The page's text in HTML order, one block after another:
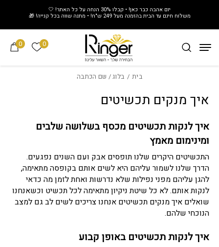
יום אהבה כבר כאן! • קבלו 30% הנחה על כל האתר! 🤍
משלוח חינם עד הבית בהזמנה מעל 249 ש"ח! • מתנה שווה בכל קנייה! 🎁
0 0 הרשימה
בית / בלוג/ שם הכתבה
איך מנקים תכשיטים
איך לנקות תכשיטים מכסף בשלושה שלבים
ומינימום מאמץ
התכשיטים היקרים שלנו תופסים אבק ועם השנים נפגעים.
הדרך שלנו לשמור עליהם היא לשים אותם בקופסה מתאימה,
להגן עליהם מפני נפילות שלא נדרשות ואחת לזמן מה כדאי
לנקות אותם. לא כל שיטת ניקיון מתאימה לכל תכשיט וכשאנחנו
שואלים איך מנקים תכשיטים אנחנו צריכים לשים לב גם למצב
הנוכחי שלהם.
איך לנקות תכשיטים באופן קבוע